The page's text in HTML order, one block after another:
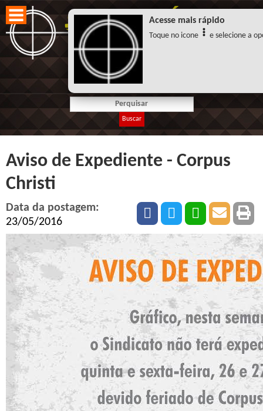
Buscar
Aviso de Expediente - Corpus
Christi
Data da postagem:
23/05/2016
Acesse mais rápido
Toque no icone e selecione a